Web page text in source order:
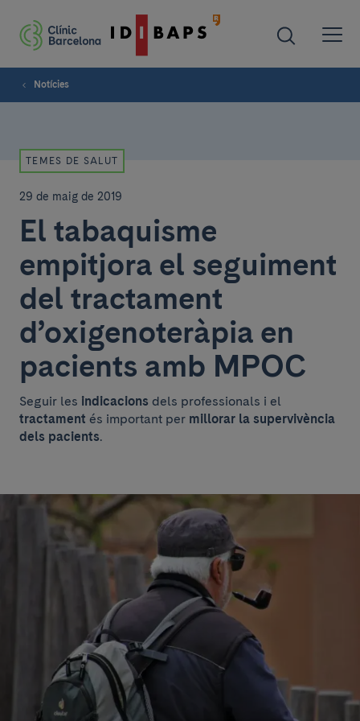
Notícies
TEMES DE SALUT
29 de maig de 2019
El tabaquisme
empitjora el seguiment
del tractament
d’oxigenoteràpia en
pacients amb MPOC
Seguir les indicacions dels professionals i el
tractament és important per millorar la supervivència
dels pacients.